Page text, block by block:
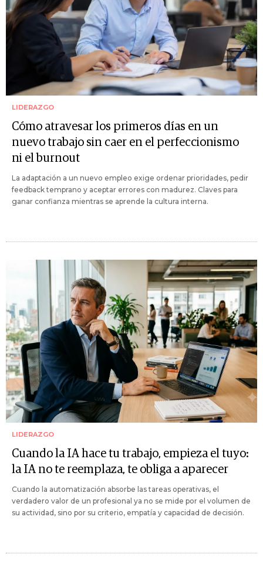
LIDERAZGO
Cómo atravesar los primeros días en un
nuevo trabajo sin caer en el perfeccionismo
ni el burnout
La adaptación a un nuevo empleo exige ordenar prioridades, pedir
feedback temprano y aceptar errores con madurez. Claves para
ganar confianza mientras se aprende la cultura interna.
LIDERAZGO
Cuando la IA hace tu trabajo, empieza el tuyo:
la IA no te reemplaza, te obliga a aparecer
Cuando la automatización absorbe las tareas operativas, el
verdadero valor de un profesional ya no se mide por el volumen de
su actividad, sino por su criterio, empatía y capacidad de decisión.